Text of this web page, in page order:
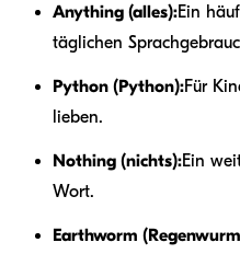
Anything (alles):Ein
täglichen
Python (Python):Für
lieben.
Nothing (nichts):Ein
Wort.
Earthworm